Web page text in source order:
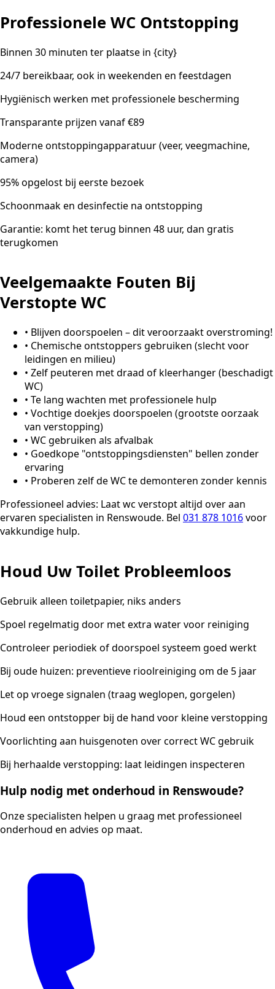
Professionele WC Ontstopping
Binnen 30 minuten ter plaatse in {city}
24/7 bereikbaar, ook in weekenden en feestdagen
Hygiënisch werken met professionele bescherming
Transparante prijzen vanaf €89
Moderne ontstoppingapparatuur (veer, veegmachine,
camera)
95% opgelost bij eerste bezoek
Schoonmaak en desinfectie na ontstopping
Garantie: komt het terug binnen 48 uur, dan gratis
terugkomen
Veelgemaakte Fouten Bij
Verstopte WC
• Blijven doorspoelen – dit veroorzaakt overstroming!
• Chemische ontstoppers gebruiken (slecht voor
leidingen en milieu)
• Zelf peuteren met draad of kleerhanger (beschadigt
WC)
• Te lang wachten met professionele hulp
• Vochtige doekjes doorspoelen (grootste oorzaak
van verstopping)
• WC gebruiken als afvalbak
• Goedkope "ontstoppingsdiensten" bellen zonder
ervaring
• Proberen zelf de WC te demonteren zonder kennis
Professioneel advies: Laat wc verstopt altijd over aan
ervaren specialisten in Renswoude. Bel 031 878 1016voor
vakkundige hulp.
Houd Uw Toilet Probleemloos
Gebruik alleen toiletpapier, niks anders
Spoel regelmatig door met extra water voor reiniging
Controleer periodiek of doorspoel systeem goed werkt
Bij oude huizen: preventieve rioolreiniging om de 5 jaar
Let op vroege signalen (traag weglopen, gorgelen)
Houd een ontstopper bij de hand voor kleine verstopping
Voorlichting aan huisgenoten over correct WC gebruik
Bij herhaalde verstopping: laat leidingen inspecteren
Hulp nodig met onderhoud in Renswoude?
Onze specialisten helpen u graag met professioneel
onderhoud en advies op maat.